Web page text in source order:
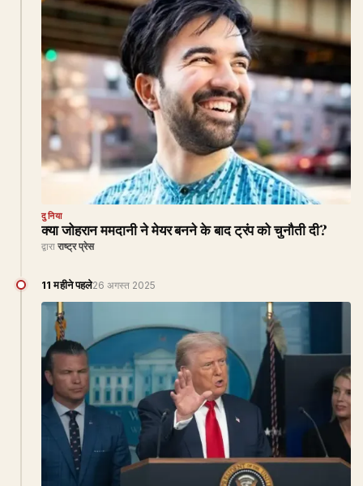
दुनिया
क्या जोहरान ममदानी ने मेयर बनने के बाद ट्रंप को चुनौती दी?
द्वारा राष्ट्र प्रेस
11 महीने पहले26 अगस्त 2025